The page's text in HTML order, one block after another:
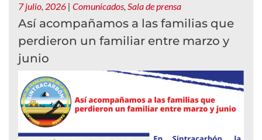
7 julio, 2026 | Comunicados, Sala de prensa
Así acompañamos a las familias que
perdieron un familiar entre marzo y
junio